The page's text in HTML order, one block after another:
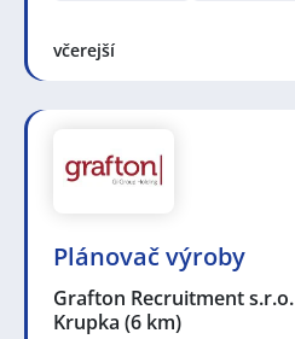
včerejší
Plánovač výroby
Grafton Recruitment s.r.o.
Krupka (6 km)